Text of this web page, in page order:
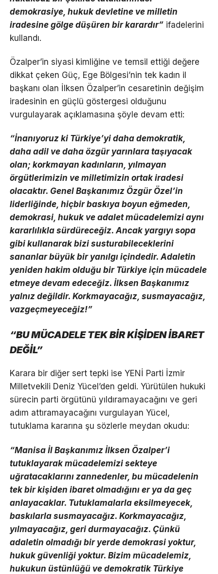
demokrasiye, hukuk devletine ve milletin
iradesine gölge düşüren bir karardır” ifadelerini
kullandı.
Özalper’in siyasi kimliğine ve temsil ettiği değere
dikkat çeken Güç, Ege Bölgesi’nin tek kadın il
başkanı olan İlksen Özalper’in cesaretinin değişim
iradesinin en güçlü göstergesi olduğunu
vurgulayarak açıklamasına şöyle devam etti:
“İnanıyoruz ki Türkiye’yi daha demokratik,
daha adil ve daha özgür yarınlara taşıyacak
olan; korkmayan kadınların, yılmayan
örgütlerimizin ve milletimizin ortak iradesi
olacaktır. Genel Başkanımız Özgür Özel’in
liderliğinde, hiçbir baskıya boyun eğmeden,
demokrasi, hukuk ve adalet mücadelemizi aynı
kararlılıkla sürdüreceğiz. Ancak yargıyı sopa
gibi kullanarak bizi susturabileceklerini
sananlar büyük bir yanılgı içindedir. Adaletin
yeniden hakim olduğu bir Türkiye için mücadele
etmeye devam edeceğiz. İlksen Başkanımız
yalnız değildir. Korkmayacağız, susmayacağız,
vazgeçmeyeceğiz!”
“BU MÜCADELE TEK BİR KİŞİDEN İBARET
DEĞİL”
Karara bir diğer sert tepki ise YENİ Parti İzmir
Milletvekili Deniz Yücel’den geldi. Yürütülen hukuki
sürecin parti örgütünü yıldıramayacağını ve geri
adım attıramayacağını vurgulayan Yücel,
tutuklama kararına şu sözlerle meydan okudu:
“Manisa İl Başkanımız İlksen Özalper’i
tutuklayarak mücadelemizi sekteye
uğratacaklarını zannedenler, bu mücadelenin
tek bir kişiden ibaret olmadığını er ya da geç
anlayacaklar. Tutuklamalarla eksilmeyecek,
baskılarla susmayacağız. Korkmayacağız,
yılmayacağız, geri durmayacağız. Çünkü
adaletin olmadığı bir yerde demokrasi yoktur,
hukuk güvenliği yoktur. Bizim mücadelemiz,
hukukun üstünlüğü ve demokratik Türkiye